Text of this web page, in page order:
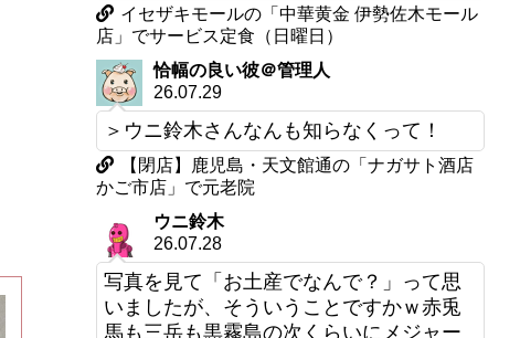
イセザキモールの「中華黄金 伊勢佐木モール
店」でサービス定食（日曜日）
恰幅の良い彼＠管理人
26.07.29
＞ウニ鈴木さんなんも知らなくって！
【閉店】鹿児島・天文館通の「ナガサト酒店
かご市店」で元老院
ウニ鈴木
26.07.28
写真を見て「お土産でなんで？」って思
いましたが、そういうことですかｗ赤兎
馬も三岳も黒霧島の次くらいにメジャー